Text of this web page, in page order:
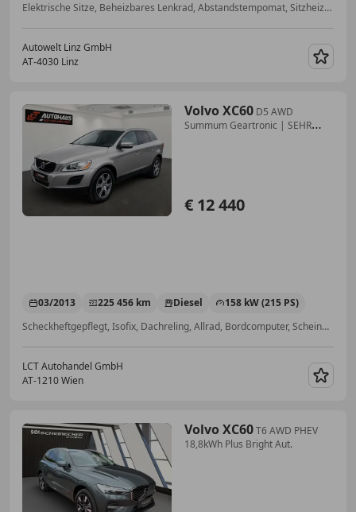
Elektrische Sitze, Beheizbares Lenkrad, Abstandstempomat, Sitzheizung, 360° Kamera, Allrad, Schlüssellose Zentralverriegelung, Ambientebeleuchtung
Autowelt Linz GmbH
AT-4030 Linz
Volvo XC60 D5 AWD
Summum Geartronic | SEHR
€ 12 440
03/2013 225 456 km Diesel
158 kW (215 PS)
Scheckheftgepflegt, Isofix, Dachreling, Allrad, Bordcomputer, Scheinwerferreinigung, Xenonscheinwerfer, Regensensor
LCT Autohandel GmbH
AT-1210 Wien
Volvo XC60T6 AWD PHEV
18,8kWh Plus Bright Aut.